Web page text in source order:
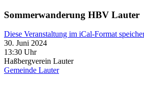
Sommerwanderung HBV Lauter
Diese Veranstaltung im iCal-Format
30. Juni 2024
13:30 Uhr
Haßbergverein Lauter
Gemeinde Lauter